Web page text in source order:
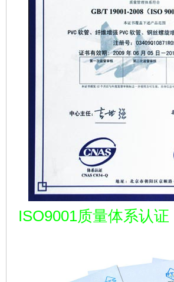
ISO9001质量体系认证